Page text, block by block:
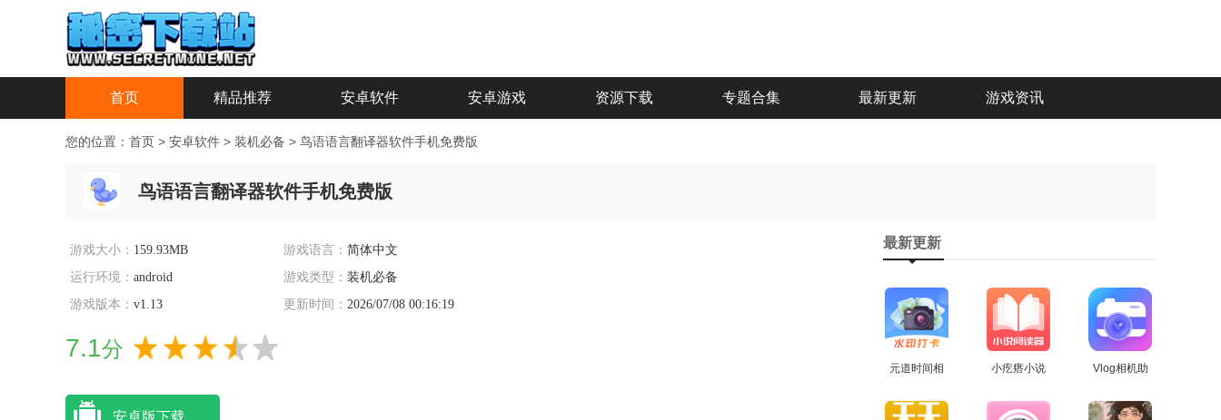
首页 精品推荐 安卓软件 安卓游戏 资源下载 专题合集 最新更新 游戏资讯
您的位置： 首页 > 安卓软件 > 装机必备 > 鸟语语言翻译器软件手机免费版
鸟语语言翻译器软件手机免费版
游戏大小： 159.93MB 游戏语言： 简体中文
运行环境： android 游戏类型： 装机必备
游戏版本： v1.13 更新时间： 2026/07/08 00:16:19
7.1分
安卓版下载
最新更新
元道时间相
小疙瘩小说
Vlog相机助